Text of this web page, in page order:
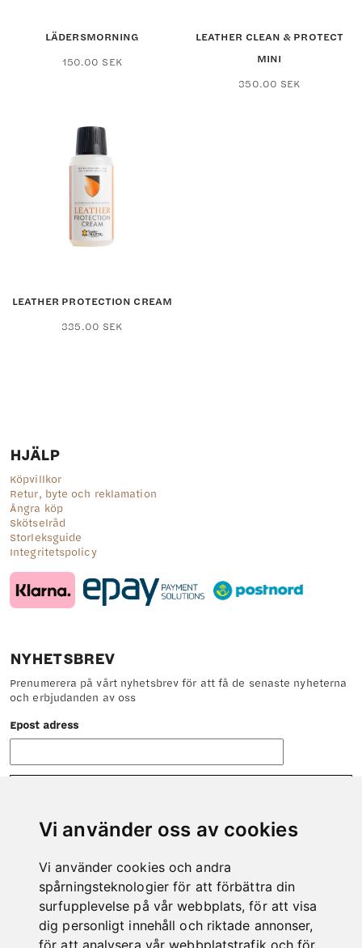
Vi använder oss av cookies
Vi använder cookies och andra
spårningsteknologier för att förbättra din
surfupplevelse på vår webbplats, för att visa
dig personligt innehåll och riktade annonser,
för att analysera vår webbplatstrafik och för
LÄDERSMORNING
150.00 SEK
LEATHER CLEAN & PROTECT
MINI
350.00 SEK
LEATHER PROTECTION CREAM
335.00 SEK
HJÄLP
Köpvillkor
Retur, byte och reklamation
Ångra köp
Skötselråd
Storleksguide
Integritetspolicy
NYHETSBREV
Prenumerera på vårt nyhetsbrev för att få de senaste nyheterna
och erbjudanden av oss
Epost adress
KONTAKT
Tveka inte att höra av dig till oss om det är något vi kan hjälpa
dig med.
Telefon: 0978-600 00